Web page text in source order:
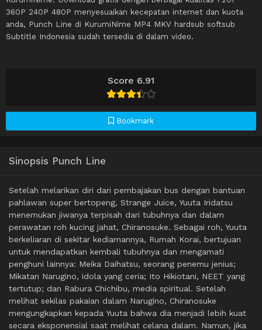
Score 6.91
Bookmark
360P 240P 480P menyesuaikan kecepatan internet dan kuota
anda, Punch Line di KurumiNime MP4 MKV hardsub softsub
Subtitle Indonesia sudah tersedia di dalam video.
Sinopsis Punch Line
Setelah melarikan diri dari pembajakan bus dengan bantuan
pahlawan super bertopeng, Strange Juice, Yuuta Iridatsu
menemukan jiwanya terpisah dari tubuhnya dan dalam
perawatan roh kucing jahat, Chiranosuke. Sebagai roh, Yuuta
berkeliaran di sekitar kediamannya, Rumah Korai, bertujuan
untuk mendapatkan kembali tubuhnya dan mengamati
penghuni lainnya: Meika Daihatsu, seorang penemu jenius;
Mikatan Narugino, idola yang ceria; Ito Hikiotani, NEET yang
tertutup; dan Rabura Chichibu, media spiritual. Setelah
melihat sekilas pakaian dalam Narugino, Chiranosuke
mengungkapkan kepada Yuuta bahwa dia menjadi lebih kuat
secara eksponensial saat melihat celana dalam. Namun, jika